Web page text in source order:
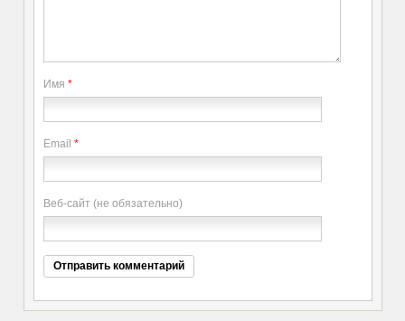
Имя *
Email *
Веб-сайт (не обязательно)